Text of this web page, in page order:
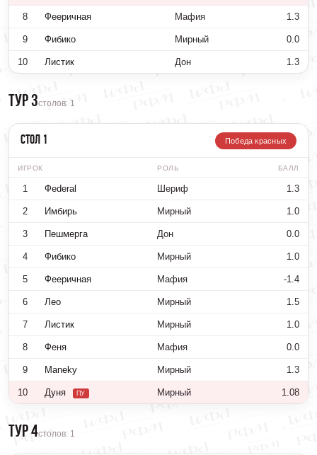
8 Фееричная Мафия 1.3
9 Фибико Мирный 0.0
10 Листик Дон 1.3
Тур 3столов: 1
Стол 1 Победа красных
ИГРОК РОЛЬ БАЛЛ
1 Фederal Шериф 1.3
2 Имбирь Мирный 1.0
3 Пешмерга Дон 0.0
4 Фибико Мирный 1.0
5 Фееричная Мафия -1.4
6 Лео Мирный 1.5
7 Листик Мирный 1.0
8 Феня Мафия 0.0
9 Maneky Мирный 1.3
10 Дуня ПУ Мирный 1.08
Тур 4столов: 1